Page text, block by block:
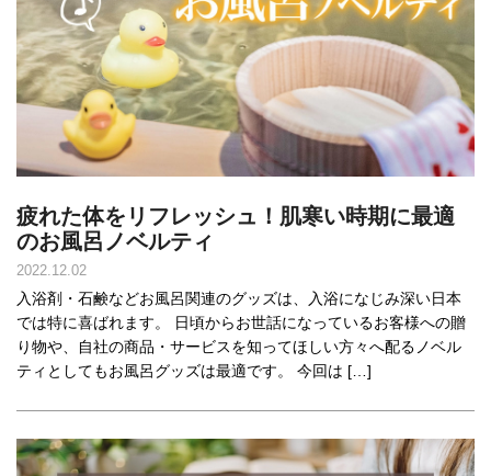
疲れた体をリフレッシュ！肌寒い時期に最適
のお風呂ノベルティ
2022.12.02
入浴剤・石鹸などお風呂関連のグッズは、入浴になじみ深い日本
では特に喜ばれます。 日頃からお世話になっているお客様への贈
り物や、自社の商品・サービスを知ってほしい方々へ配るノベル
ティとしてもお風呂グッズは最適です。 今回は […]